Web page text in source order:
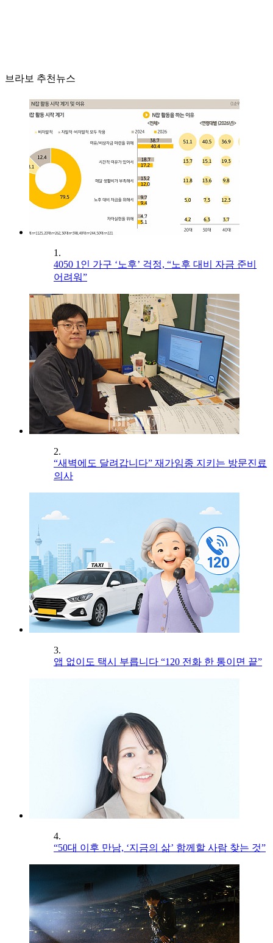
브라보 추천뉴스
1.
4050 1인 가구 ‘노후’ 걱정, “노후 대비 자금 준비
어려워”
2.
“새벽에도 달려갑니다” 재가임종 지키는 방문진료
의사
3.
앱 없이도 택시 부릅니다 “120 전화 한 통이면 끝”
4.
“50대 이후 만남, ‘지금의 삶’ 함께할 사람 찾는 것”